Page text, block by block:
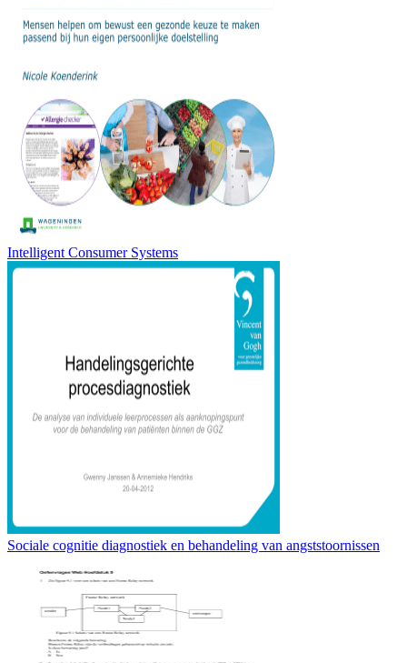
Intelligent Consumer Systems
Sociale cognitie diagnostiek en behandeling van angststoornissen